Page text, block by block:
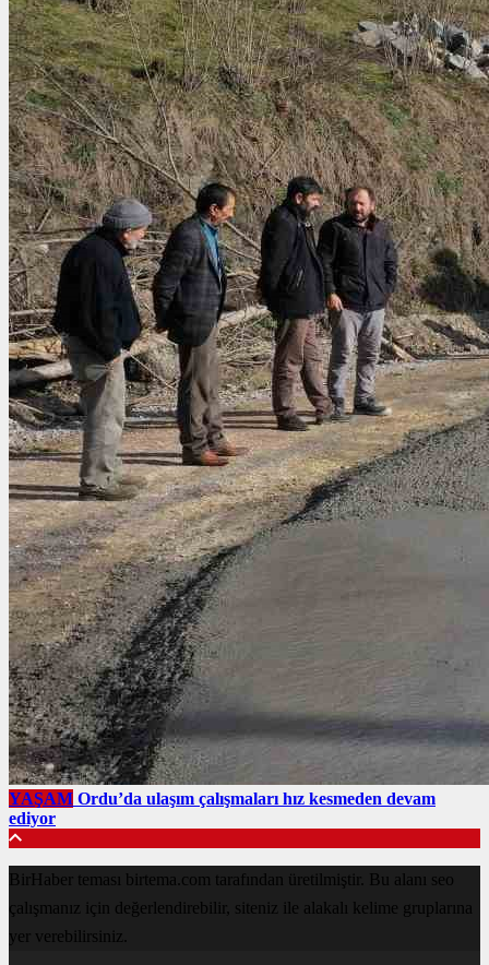
YAŞAM Ordu’da ulaşım çalışmaları hız kesmeden devam
ediyor
BirHaber teması birtema.com tarafından üretilmiştir. Bu alanı seo
çalışmanız için değerlendirebilir, siteniz ile alakalı kelime gruplarına
yer verebilirsiniz.